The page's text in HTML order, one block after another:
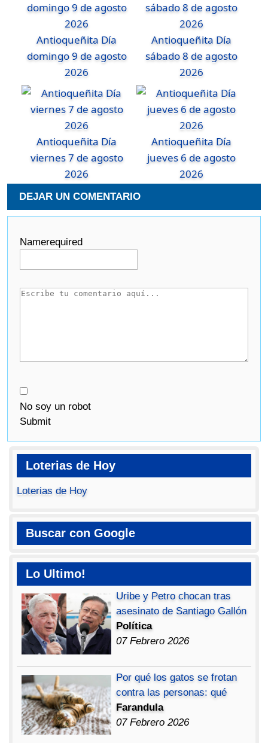
Antioqueñita Día
domingo 9 de agosto
2026
Antioqueñita Día
sábado 8 de agosto
2026
Antioqueñita Día
viernes 7 de agosto
2026
Antioqueñita Día
jueves 6 de agosto
2026
DEJAR UN COMENTARIO
Namerequired
No soy un robot
Submit
Loterias de Hoy
Loterias de Hoy
Buscar con Google
Lo Ultimo!
Uribe y Petro chocan tras
asesinato de Santiago Gallón
Política
07 Febrero 2026
Por qué los gatos se frotan
contra las personas: qué
Farandula
07 Febrero 2026